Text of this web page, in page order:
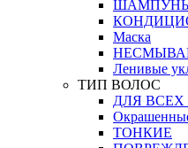
ШАМПУНЬ
Маска
Ленивые
ТИП ВОЛОС
ДЛЯ
ТОНКИЕ